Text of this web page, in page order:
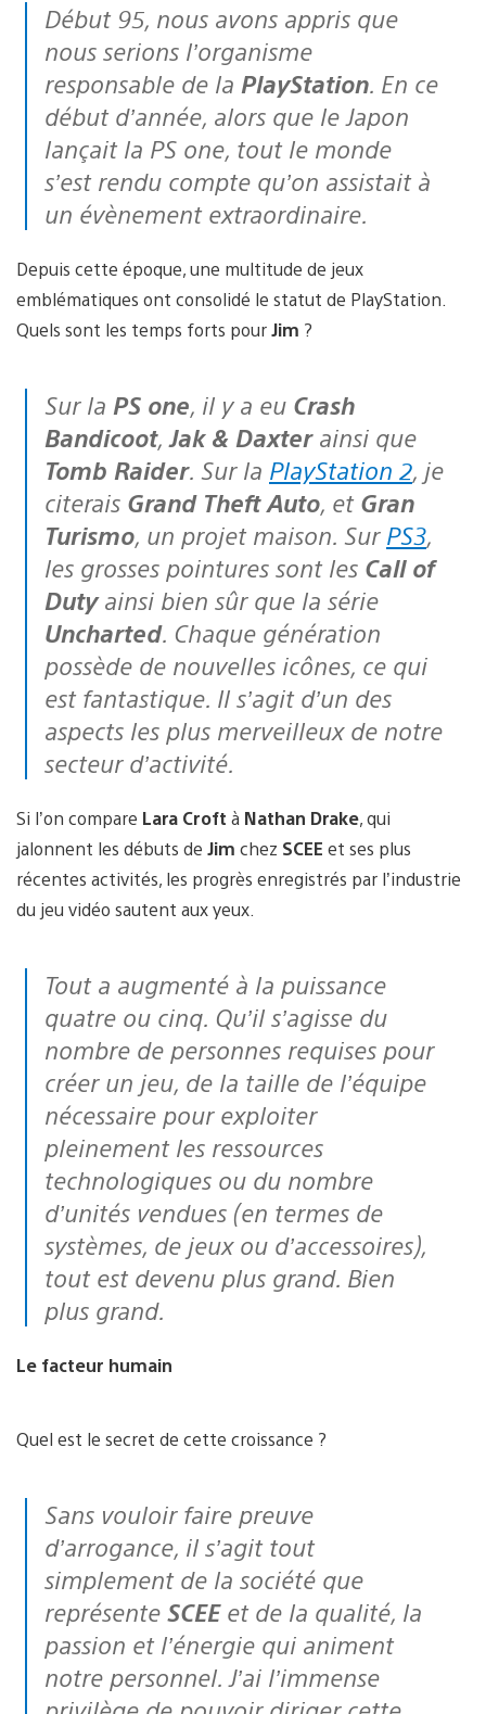
Début 95, nous avons appris que
nous serions l’organisme
responsable de la PlayStation. En ce
début d’année, alors que le Japon
lançait la PS one, tout le monde
s’est rendu compte qu’on assistait à
un évènement extraordinaire.
Depuis cette époque, une multitude de jeux
emblématiques ont consolidé le statut de PlayStation.
Quels sont les temps forts pourJim ?
Sur la PS one, il y a eu Crash
Bandicoot, Jak & Daxterainsi que
Tomb Raider. Sur la PlayStation 2, je
citerais Grand Theft Auto, et Gran
Turismo, un projet maison. Sur PS3,
les grosses pointures sont les Call of
Dutyainsi bien sûr que la série
Uncharted. Chaque génération
possède de nouvelles icônes, ce qui
est fantastique. Il s’agit d’un des
aspects les plus merveilleux de notre
secteur d’activité.
Si l’on compare Lara Croft à Nathan Drake, qui
jalonnent les débuts de Jim chez SCEE et ses plus
récentes activités, les progrès enregistrés par l’industrie
du jeu vidéo sautent aux yeux.
Tout a augmenté à la puissance
quatre ou cinq. Qu’il s’agisse du
nombre de personnes requises pour
créer un jeu, de la taille de l’équipe
nécessaire pour exploiter
pleinement les ressources
technologiques ou du nombre
d’unités vendues (en termes de
systèmes, de jeux ou d’accessoires),
tout est devenu plus grand. Bien
plus grand.
Le facteur humain
Quel est le secret de cette croissance ?
Sans vouloir faire preuve
d’arrogance, il s’agit tout
simplement de la société que
représente SCEEet de la qualité, la
passion et l’énergie qui animent
notre personnel. J’ai l’immense